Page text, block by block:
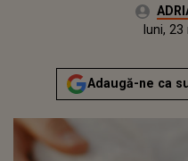
Autor:
luni,
Adaugă-ne ca